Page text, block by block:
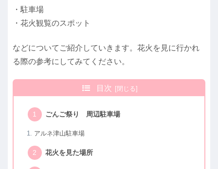
・駐車場
・花火観覧のスポット
などについてご紹介していきます。花火を見に行かれ
る際の参考にしてみてください。
目次
ごんご祭り 周辺駐車場
アルネ津山駐車場
花火を見た場所